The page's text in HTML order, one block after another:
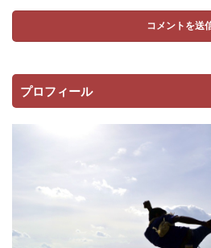
プロフィール